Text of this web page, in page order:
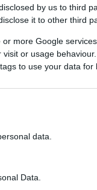
by us to third
it to other third
more Google
or usage
to use your data for
data.
Data.